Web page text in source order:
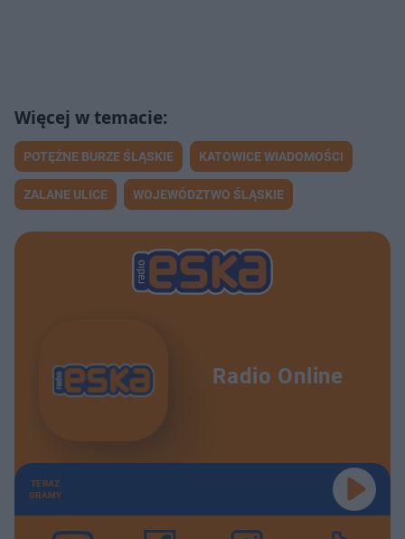
POTĘŻNE BURZE ŚLĄSKIE KATOWICE WIADOMOŚCI
ZALANE ULICE WOJEWÓDZTWO ŚLĄSKIE
Radio Online
TERAZ
GRAMY